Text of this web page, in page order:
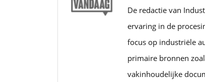
De redactie van
ervaring in de
focus op industriële
primaire bronnen
vakinhoudelijke